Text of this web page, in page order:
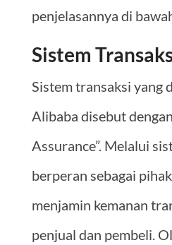
penjelasannya di
Sistem
Sistem transaksi yang
Alibaba disebut
Assurance”. Melalui
berperan sebagai
menjamin kemanan
penjual dan pembeli.